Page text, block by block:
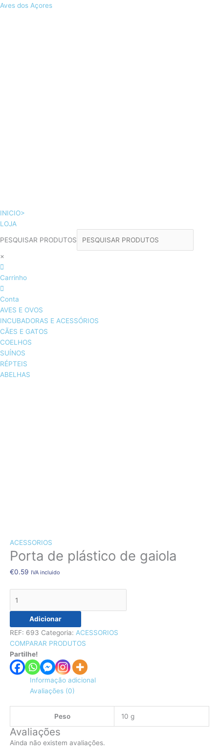
Skip
Aves dos Açores
INICIO>
LOJA
PESQUISAR PRODUTOS
×
Carrinho
Conta
AVES E OVOS
INCUBADORAS E ACESSÓRIOS
CÃES E GATOS
COELHOS
SUÍNOS
RÉPTEIS
ABELHAS
ACESSORIOS
Porta de plástico de gaiola
€0.59 IVA incluido
de
plástico
gaiola
Adicionar
REF: 693 Categoria: ACESSORIOS
COMPARAR PRODUTOS
Partilhe!
Informação adicional
Avaliações (0)
Peso 10 g
Avaliações
Ainda não existem avaliações.